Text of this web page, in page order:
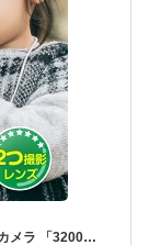
【1年保証☆日本正規品】 子供用 カメラ デジタルカメラ 「3200万画素1080p録画スマホ転送ゲームロック」32GB キッズカメラ トイカメラ おもちゃ 男の子 女の子 プレゼント 2歳 3歳 4歳 5歳 6歳 キッズ 知育玩具 子供 誕生日プレゼント 男 女 プレゼント 人気 ギフト 贈り物